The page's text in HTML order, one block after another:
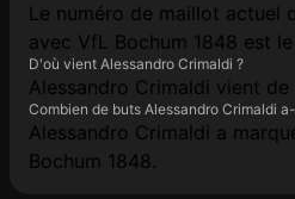
Le numéro de maillot actuel
avec VfL Bochum 1848 est le
D'où vient Alessandro Crimaldi ?
Alessandro Crimaldi vient de
Combien de buts Alessandro Crimaldi
Alessandro Crimaldi a
Bochum 1848.